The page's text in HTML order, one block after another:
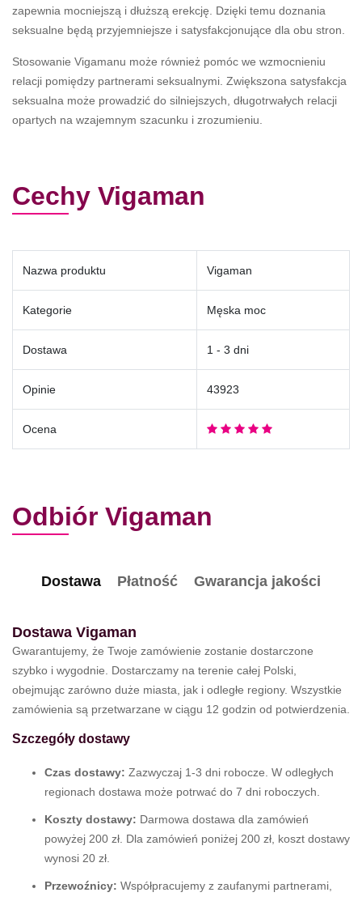
zapewnia mocniejszą i dłuższą erekcję. Dzięki temu doznania
seksualne będą przyjemniejsze i satysfakcjonujące dla obu stron.
Stosowanie Vigamanu może również pomóc we wzmocnieniu
relacji pomiędzy partnerami seksualnymi. Zwiększona satysfakcja
seksualna może prowadzić do silniejszych, długotrwałych relacji
opartych na wzajemnym szacunku i zrozumieniu.
Cechy Vigaman
Nazwa produktu Vigaman
Kategorie Męska moc
Dostawa 1 - 3 dni
Opinie 43923
Ocena
Odbiór Vigaman
Dostawa Płatność Gwarancja jakości
Dostawa Vigaman
Gwarantujemy, że Twoje zamówienie zostanie dostarczone
szybko i wygodnie. Dostarczamy na terenie całej Polski,
obejmując zarówno duże miasta, jak i odległe regiony. Wszystkie
zamówienia są przetwarzane w ciągu 12 godzin od potwierdzenia.
Szczegóły dostawy
Czas dostawy: Zazwyczaj 1-3 dni robocze. W odległych
regionach dostawa może potrwać do 7 dni roboczych.
Koszty dostawy: Darmowa dostawa dla zamówień
powyżej 200 zł. Dla zamówień poniżej 200 zł, koszt dostawy
wynosi 20 zł.
Przewoźnicy: Współpracujemy z zaufanymi partnerami,